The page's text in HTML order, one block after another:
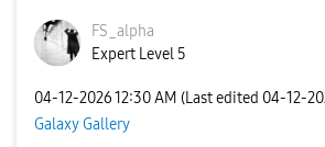
FS_alpha
Expert Level 5
‎04-12-202612:30 AM (Last edited ‎04-12-
Galaxy Gallery